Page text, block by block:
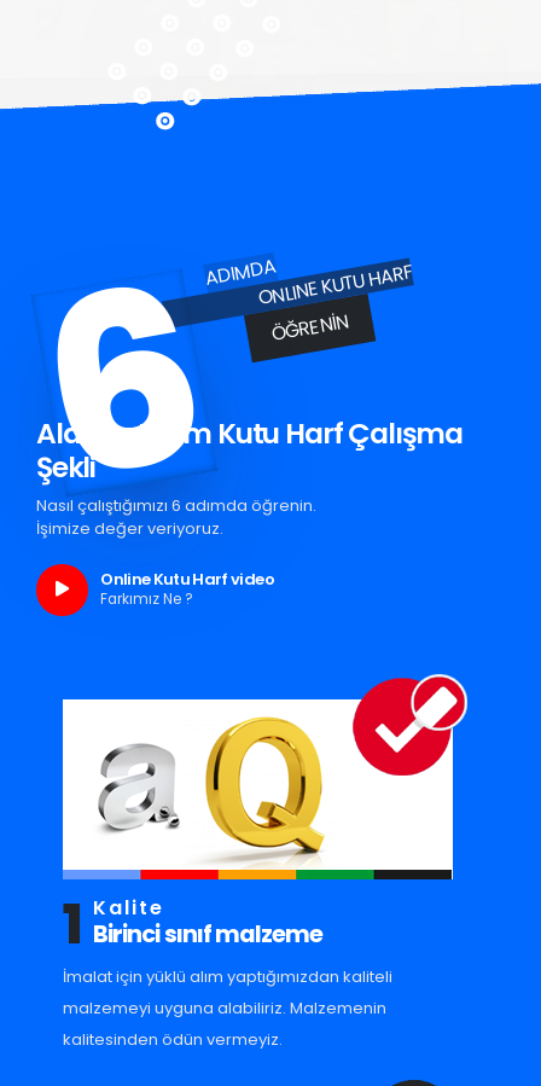
6ADIMDAONLINE KUTU HARF
ÖĞRENIN
Alanya Krom Kutu Harf Çalışma
Şekli
Nasıl çalıştığımızı 6 adımda öğrenin.
İşimize değer veriyoruz.
Online Kutu Harf video
Farkımız Ne ?
1 Kalite
Birinci sınıf malzeme
İmalat için yüklü alım yaptığımızdan kaliteli
malzemeyi uyguna alabiliriz. Malzemenin
kalitesinden ödün vermeyiz.